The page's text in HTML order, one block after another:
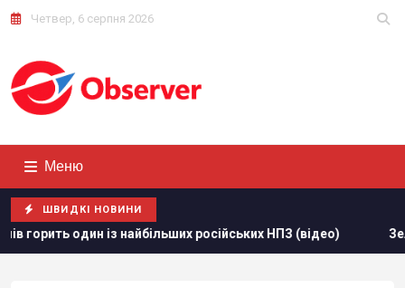
Четвер, 6 серпня 2026
Меню
ШВИДКІ НОВИНИ
російських НПЗ (відео) Зеленський звинуватив